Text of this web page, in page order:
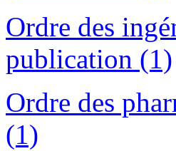
Ordre des
publication (1)
Ordre des
(1)